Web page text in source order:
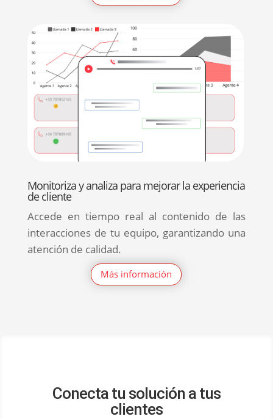
Monitoriza y analiza para mejorar la experiencia
de cliente
Accede en tiempo real al contenido de las
interacciones de tu equipo, garantizando una
atención de calidad.
Más información
Conecta tu solución a tus
clientes